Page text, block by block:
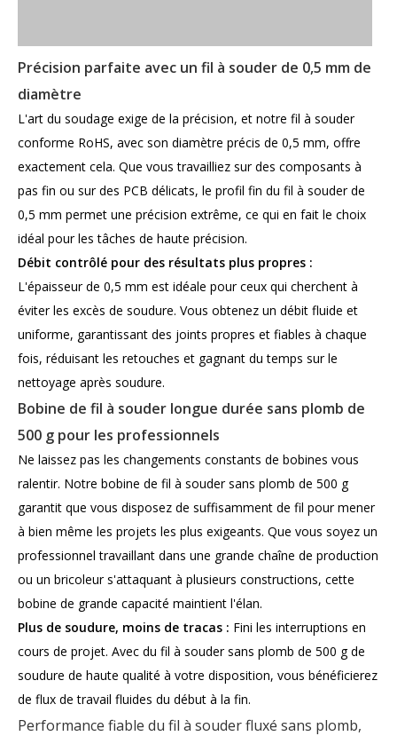
Précision parfaite avec un fil à souder de 0,5 mm de
diamètre
L'art du soudage exige de la précision, et notre fil à souder
conforme RoHS, avec son diamètre précis de 0,5 mm, offre
exactement cela. Que vous travailliez sur des composants à
pas fin ou sur des PCB délicats, le profil fin du fil à souder de
0,5 mm permet une précision extrême, ce qui en fait le choix
idéal pour les tâches de haute précision.
Débit contrôlé pour des résultats plus propres :
L'épaisseur de 0,5 mm est idéale pour ceux qui cherchent à
éviter les excès de soudure. Vous obtenez un débit fluide et
uniforme, garantissant des joints propres et fiables à chaque
fois, réduisant les retouches et gagnant du temps sur le
nettoyage après soudure.
Bobine de fil à souder longue durée sans plomb de
500 g pour les professionnels
Ne laissez pas les changements constants de bobines vous
ralentir. Notre bobine de fil à souder sans plomb de 500 g
garantit que vous disposez de suffisamment de fil pour mener
à bien même les projets les plus exigeants. Que vous soyez un
professionnel travaillant dans une grande chaîne de production
ou un bricoleur s'attaquant à plusieurs constructions, cette
bobine de grande capacité maintient l'élan.
Plus de soudure, moins de tracas : Fini les interruptions en
cours de projet. Avec du fil à souder sans plomb de 500 g de
soudure de haute qualité à votre disposition, vous bénéficierez
de flux de travail fluides du début à la fin.
Performance fiable du fil à souder fluxé sans plomb,